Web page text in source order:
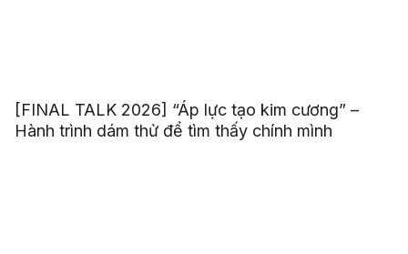
[FINAL TALK 2026] “Áp lực tạo kim cương” –
Hành trình dám thử để tìm thấy chính mình